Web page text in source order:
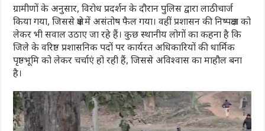
ग्रामीणों के अनुसार, विरोध प्रदर्शन के दौरान पुलिस द्वारा लाठीचार्ज
किया गया, जिससे क्षेत्र में असंतोष फैल गया। वहीं प्रशासन की निष्पक्षता को
लेकर भी सवाल उठाए जा रहे हैं। कुछ स्थानीय लोगों का कहना है कि
जिले के वरिष्ठ प्रशासनिक पदों पर कार्यरत अधिकारियों की धार्मिक
पृष्ठभूमि को लेकर चर्चाएं हो रही हैं, जिससे अविश्वास का माहौल बना
है।